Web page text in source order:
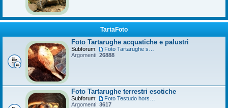
TartaFoto
Foto Tartarughe acquatiche e palustri
Subforum:
Argomenti: 26888
Foto Tartarughe terrestri esotiche
Subforum:
Argomenti: 3617